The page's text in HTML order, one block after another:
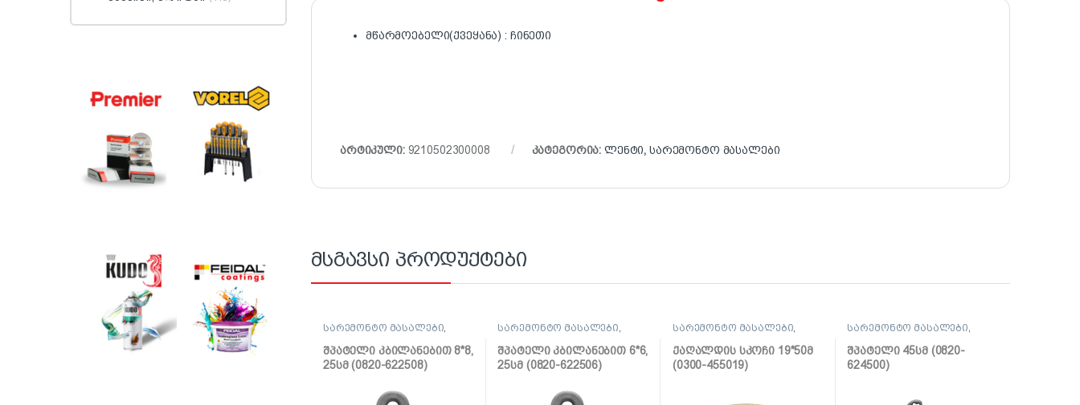
მწარმოებელი(ქვეყანა) : ჩინეთი
არტიკული: 9210502300008 კატეგორია: ლენტი,სარემონტო მასალები
მსგავსი პროდუქტები
სარემონტო მასალები,
ქაფჩა
შპატელი კბილანებით 8*8,
25სმ (0820-622508)
სარემონტო მასალები,
ქაფჩა
შპატელი კბილანებით 6*6,
25სმ (0820-622506)
სარემონტო მასალები,
ქაღალდის სკოჩი 19*50მ
(0300-455019)
სარემონტო მასალები,
ქაფჩა
შპატელი 45სმ (0820-
624500)